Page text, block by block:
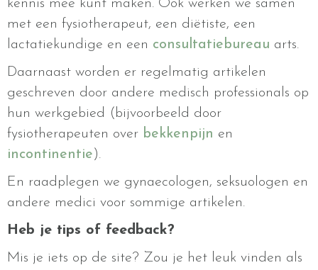
kennis mee kunt maken. Ook werken we samen
met een fysiotherapeut, een diëtiste, een
lactatiekundige en een consultatiebureau arts.
Daarnaast worden er regelmatig artikelen
geschreven door andere medisch professionals op
hun werkgebied (bijvoorbeeld door
fysiotherapeuten over bekkenpijn en
incontinentie ).
En raadplegen we gynaecologen, seksuologen en
andere medici voor sommige artikelen.
Heb je tips of feedback?
Mis je iets op de site? Zou je het leuk vinden als